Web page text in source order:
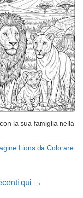
la sua famiglia nella
Lions da Colorare
qui →